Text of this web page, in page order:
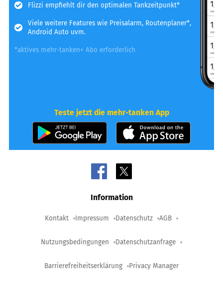
Flizzi empfiehlt dir den optimalen Tankzeitpunkt*
Viele weitere Features wie Preisalarm, Routenplaner*,
Android Auto uvm.
*aktives mehr-tanken+ Abo erforderlich
Teste jetzt die mehr-tanken App
Information
Kontakt Impressum Datenschutz AGB
Nutzungsbedingungen Datenschutzanfrage
Barrierefreiheitserklärung Privacy Manager